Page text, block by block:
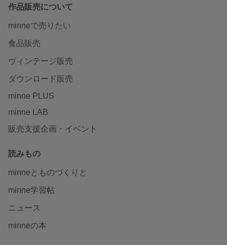
作品販売について
minneで売りたい
食品販売
ヴィンテージ販売
ダウンロード販売
minne PLUS
minne LAB
販売支援企画・イベント
読みもの
minneとものづくりと
minne学習帖
ニュース
minneの本